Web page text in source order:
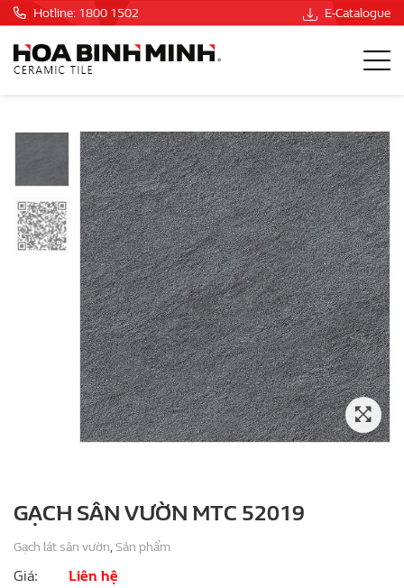
Hotline: 1800 1502 E-Catalogue
GẠCH SÂN VƯỜN MTC 52019
Gạch lát sân vườn, Sản phẩm
Giá: Liên hệ